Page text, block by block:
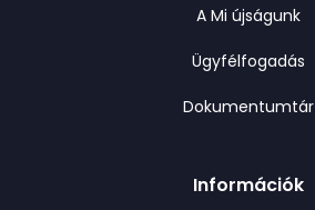
A Mi újságunk
Ügyfélfogadás
Dokumentumtár
Információk